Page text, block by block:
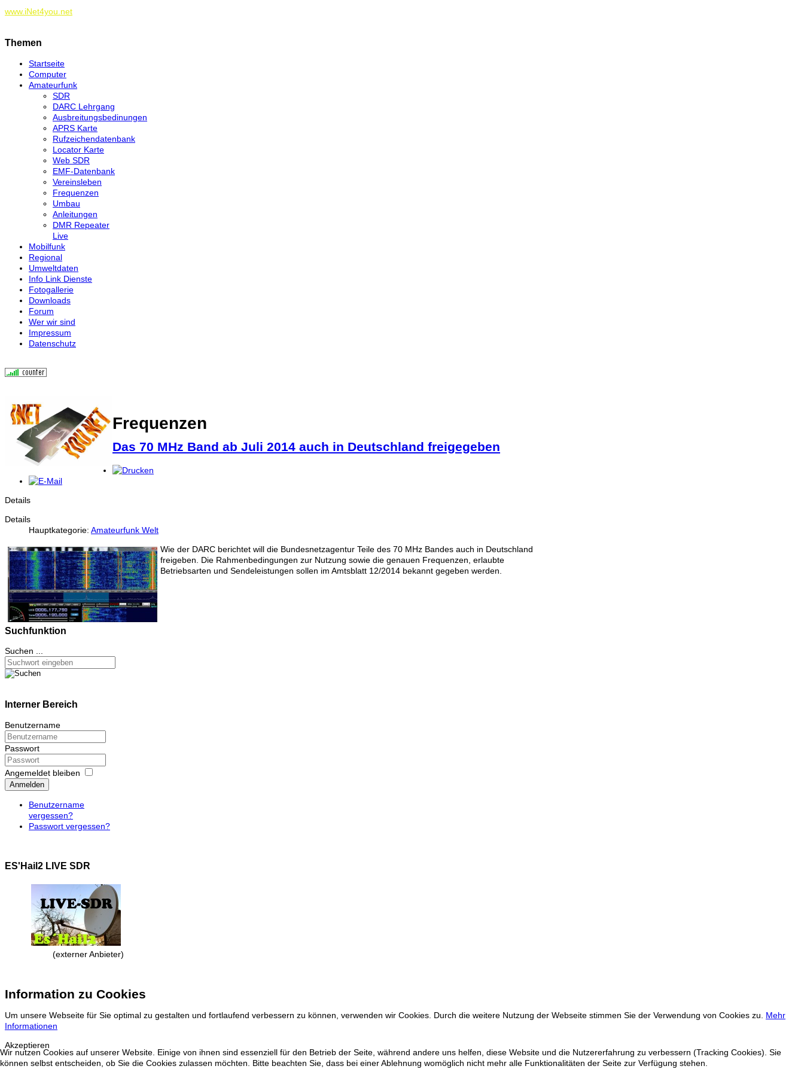
www.iNet4you.net
Themen
Startseite
Computer
Amateurfunk
SDR
DARC Lehrgang
Ausbreitungsbedinungen
APRS Karte
Rufzeichendatenbank
Locator Karte
Web SDR
EMF-Datenbank
Vereinsleben
Frequenzen
Umbau
Anleitungen
DMR Repeater
Live
Mobilfunk
Regional
Umweltdaten
Info Link Dienste
Fotogallerie
Downloads
Forum
Wer wir sind
Impressum
Datenschutz
Frequenzen
Das 70 MHz Band ab Juli 2014 auch in Deutschland freigegeben
Details
Details
Hauptkategorie: Amateurfunk Welt
Wie der DARC berichtet will die Bundesnetzagentur Teile des 70 MHz Bandes auch in Deutschland
freigeben. Die Rahmenbedingungen zur Nutzung sowie die genauen Frequenzen, erlaubte
Betriebsarten und Sendeleistungen sollen im Amtsblatt 12/2014 bekannt gegeben werden.
Suchfunktion
Suchen ...
Interner Bereich
Benutzername
Passwort
Angemeldet bleiben
Anmelden
Benutzername
vergessen?
Passwort vergessen?
ES'Hail2 LIVE SDR
(externer Anbieter)
Information zu Cookies
Um unsere Webseite für Sie optimal zu gestalten und fortlaufend verbessern zu können, verwenden wir Cookies. Durch die weitere Nutzung der Webseite stimmen Sie der Verwendung von Cookies zu. Mehr
Informationen
Akzeptieren
Wir nutzen Cookies auf unserer Website. Einige von ihnen sind essenziell für den Betrieb der Seite, während andere uns helfen, diese Website und die Nutzererfahrung zu verbessern (Tracking Cookies). Sie
können selbst entscheiden, ob Sie die Cookies zulassen möchten. Bitte beachten Sie, dass bei einer Ablehnung womöglich nicht mehr alle Funktionalitäten der Seite zur Verfügung stehen.